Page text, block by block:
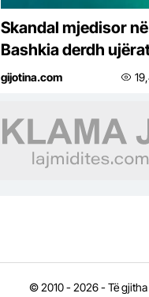
Skandal mjedisor
Bashkia derdh
elitare të Adriatikut
gijotina.com
© 2010 - 2026 - Të gjitha